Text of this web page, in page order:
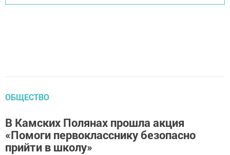
ОБЩЕСТВО
В Камских Полянах прошла акция
«Помоги первокласснику безопасно
прийти в школу»